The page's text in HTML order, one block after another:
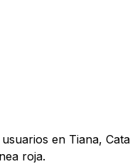
en Tiana,
roja.